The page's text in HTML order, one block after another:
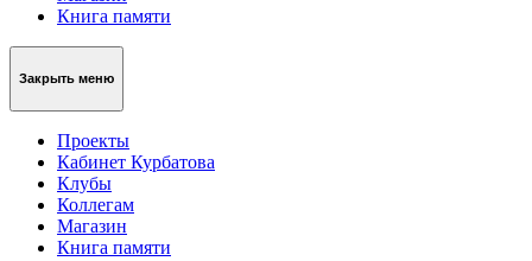
Книга памяти
Закрыть меню
Проекты
Кабинет Курбатова
Клубы
Коллегам
Магазин
Книга памяти